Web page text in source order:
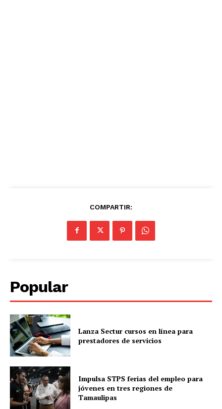
COMPARTIR:
Popular
Lanza Sectur cursos en línea para
prestadores de servicios
Impulsa STPS ferias del empleo para
jóvenes en tres regiones de
Tamaulipas